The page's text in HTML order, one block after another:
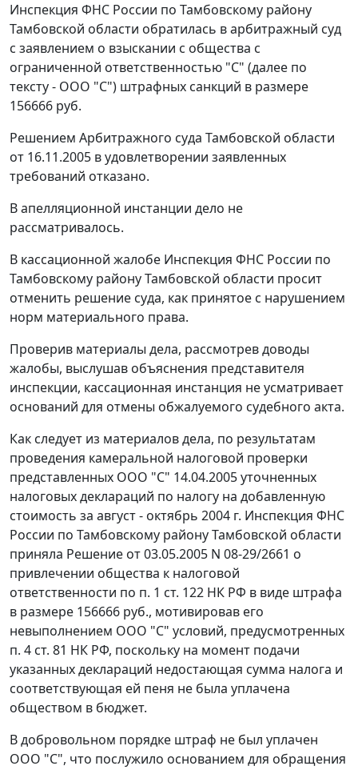
Инспекция ФНС России по Тамбовскому району
Тамбовской области обратилась в арбитражный суд
с заявлением о взыскании с общества с
ограниченной ответственностью "С" (далее по
тексту - ООО "С") штрафных санкций в размере
156666 руб.
Решением Арбитражного суда Тамбовской области
от 16.11.2005 в удовлетворении заявленных
требований отказано.
В апелляционной инстанции дело не
рассматривалось.
В кассационной жалобе Инспекция ФНС России по
Тамбовскому району Тамбовской области просит
отменить решение суда, как принятое с нарушением
норм материального права.
Проверив материалы дела, рассмотрев доводы
жалобы, выслушав объяснения представителя
инспекции, кассационная инстанция не усматривает
оснований для отмены обжалуемого судебного акта.
Как следует из материалов дела, по результатам
проведения камеральной налоговой проверки
представленных ООО "С" 14.04.2005 уточненных
налоговых деклараций по налогу на добавленную
стоимость за август - октябрь 2004 г. Инспекция ФНС
России по Тамбовскому району Тамбовской области
приняла Решение от 03.05.2005 N 08-29/2661 о
привлечении общества к налоговой
ответственности по п. 1 ст. 122 НК РФ в виде штрафа
в размере 156666 руб., мотивировав его
невыполнением ООО "С" условий, предусмотренных
п. 4 ст. 81 НК РФ, поскольку на момент подачи
указанных деклараций недостающая сумма налога и
соответствующая ей пеня не была уплачена
обществом в бюджет.
В добровольном порядке штраф не был уплачен
ООО "С", что послужило основанием для обращения